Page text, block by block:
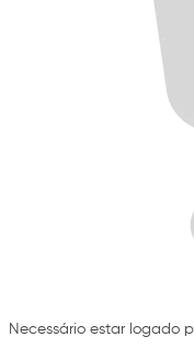
Necessário estar logado